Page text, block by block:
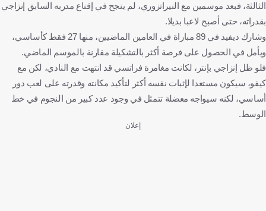
الثالثة، فبعد موسمين مع النيراتزوري، لم ينجح في إقناع مدربه السابق إنزاجي
بقدراته، حتى أصبح لاعبا بديلا.
وشارك ديفيد في 89 مباراة في العامين الماضيين، منها 27 فقط كأساسي،
ويأمل في الحصول على فرصة أكثر بالتشكيلة مقارنة بالموسم الماضي.
فلو ظل إنزاجي بإنتر، لكانت مغامرة فراتسي قد انتهت مع النادي، لكن مع
كيفو، سيكون مستعدا لإثبات نفسه أكثر لتأكيد مكانته وقدرته على لعب دور
أساسي، لكنه سيواجه معضلة تتمثل في وجود عدد كبير من النجوم في خط
الوسط.
إعلان